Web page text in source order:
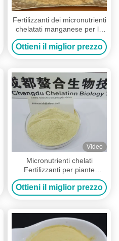
Fertilizzanti dei micronutrienti
chelatati manganese per la
spruzzatura fogliare
Ottieni il miglior prezzo
Video
Micronutrienti chelati
Fertilizzanti per piante
robuste e resistenti alle
malattie
Ottieni il miglior prezzo